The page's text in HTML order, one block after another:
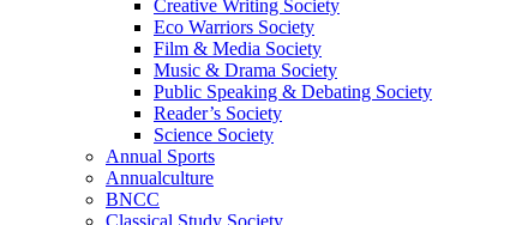
Creative Writing Society
Eco Warriors Society
Film & Media Society
Music & Drama Society
Public Speaking & Debating Society
Reader’s Society
Science Society
Annual Sports
Annualculture
BNCC